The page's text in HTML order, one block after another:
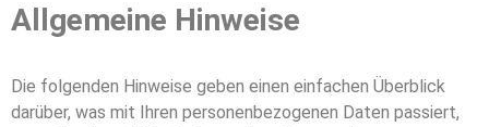
Allgemeine Hinweise
Die folgenden Hinweise geben einen einfachen Überblick
darüber, was mit Ihren personenbezogenen Daten passiert,